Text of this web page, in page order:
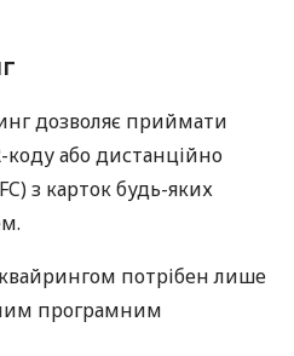
дозволяє приймати
коду або дистанційно
з карток будь-яких
потрібен лише
програмним